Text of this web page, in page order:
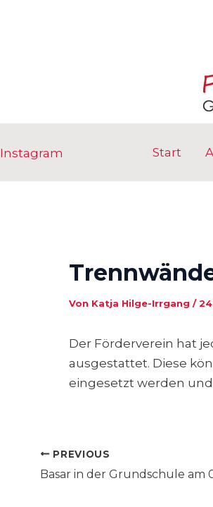
Instagram Start
Von Katja Hilge-Irrgang /
Der Förderverein hat
ausgestattet. Diese
eingesetzt werden
Post
navigation
PREVIOUS